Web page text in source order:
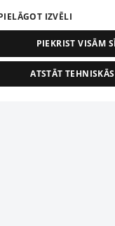
IZVĒLI
PIEKRIST VISĀM
ATSTĀT